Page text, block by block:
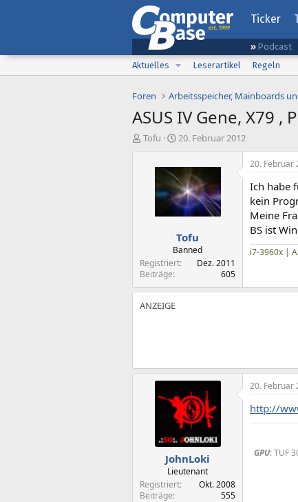
Ticker
Podcast
Aktuelles
Leserartikel Regeln
Foren Arbeitsspeicher, Mainboards
ASUS IV Gene, X79
E
Tofu
E
t
e
l
l
a
m
20. Februar 2012
Tofu
Banned
Registriert
Dez. 2011
Beiträge
605
20. Februar
Ich habe
kein
Meine
BS ist
i7-3960x |
JohnLoki
Lieutenant
Registriert
Okt. 2008
Beiträge
555
20. Februar
http://
GPU: TUF